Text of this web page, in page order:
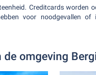
Creditcards worden
voor noodgevallen of
de omgeving